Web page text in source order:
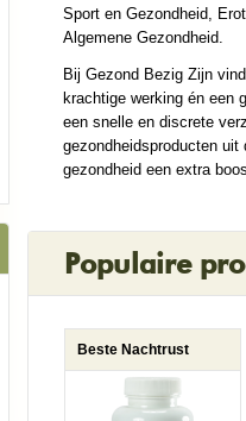
Sport en Gezondheid,
Algemene Gezondheid.
Bij Gezond Bezig Zijn
krachtige werking én een
een snelle en discrete
gezondheidsproducten
gezondheid een extra
Populaire
Beste Nachtrust